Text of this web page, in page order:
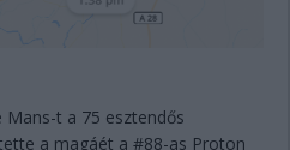
Mans-t a 75 esztendős
a magáét a #88-as Proton